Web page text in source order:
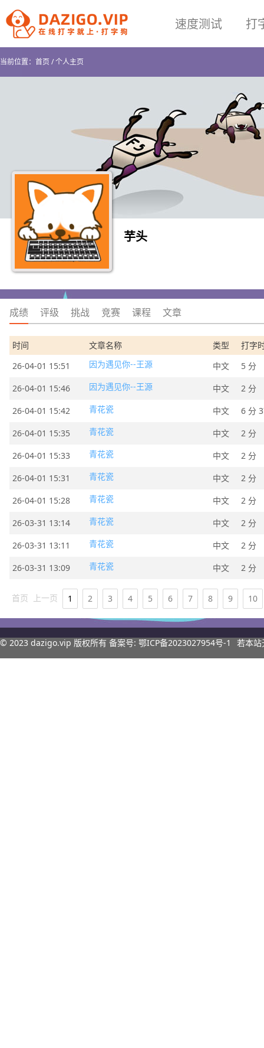
速度测试 打
当前位置： 首页/个人主页
芋头
成绩 评级 挑战 竞赛 课程 文章
时间 文章名称 类型
打字
26-04-01 15:51
因为遇见你--王源 中文
5 分
26-04-01 15:46
因为遇见你--王源 中文
2 分
26-04-01 15:42
青花瓷 中文
6 分
26-04-01 15:35
青花瓷 中文
2 分
26-04-01 15:33
青花瓷 中文
2 分
26-04-01 15:31
青花瓷 中文
2 分
26-04-01 15:28
青花瓷 中文
2 分
26-03-31 13:14
青花瓷 中文
2 分
26-03-31 13:11
青花瓷 中文
2 分
26-03-31 13:09
青花瓷 中文 2 分
首页 上一页 1 2 3 4 5 6 7 8 9 10
© 2023 dazigo.vip 版权所有 备案号: 鄂ICP备2023027954号-1 若本